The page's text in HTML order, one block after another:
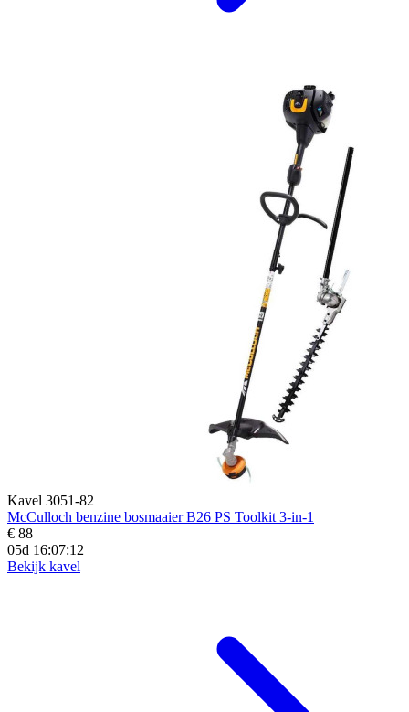
Kavel 3051-82
McCulloch benzine bosmaaier B26 PS Toolkit 3-in-1
€ 88
05d 16:07:11
Bekijk kavel